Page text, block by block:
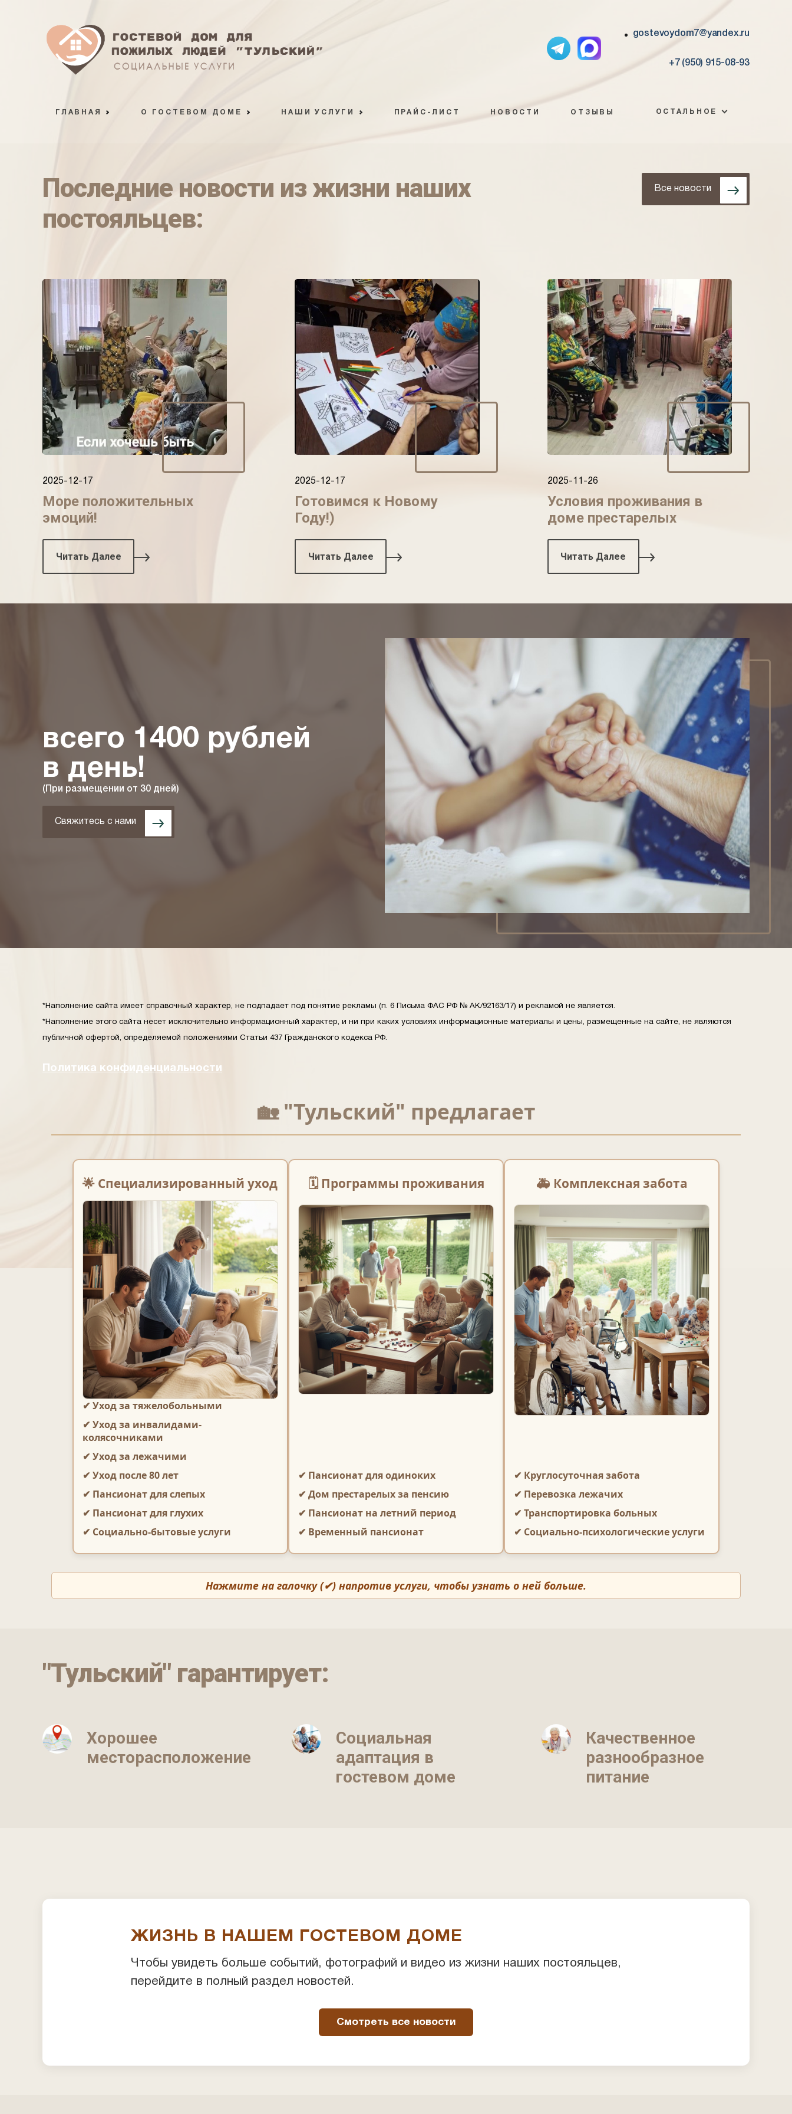
gostevoydom7@yandex.ru
+7 (950) 915-08-93
ГЛАВНАЯ О ГОСТЕВОМ ДОМЕ НАШИ УСЛУГИ ПРАЙС-ЛИСТ НОВОСТИ ОТЗЫВЫ ОСТАЛЬНОЕ
Последние новости из жизни наших
постояльцев:
Все новости
2025-12-17
Море положительных
эмоций!
Читать Далее
2025-12-17
Готовимся к Новому
Году!)
Читать Далее
2025-11-26
Условия проживания в
доме престарелых
Читать Далее
всего 1400 рублей
в день!
(При размещении от 30 дней)
Свяжитесь с нами
*Наполнение сайта имеет справочный характер, не подпадает под понятие рекламы (п. 6 Письма ФАС РФ № АК/92163/17) и рекламой не является.
*Наполнение этого сайта несет исключительно информационный характер, и ни при каких условиях информационные материалы и цены, размещенные на сайте, не являются
публичной офертой, определяемой положениями Статьи 437 Гражданского кодекса РФ.
Политика конфиденциальности
🏡"Тульский" предлагает
🌟 Специализированный уход
✔ Уход за тяжелобольными
✔ Уход за инвалидами-
колясочниками
✔ Уход за лежачими
✔ Уход после 80 лет
✔ Пансионат для слепых
✔ Пансионат для глухих
✔ Социально-бытовые услуги
🗓️ Программы проживания
✔ Пансионат для одиноких
✔ Дом престарелых за пенсию
✔ Пансионат на летний период
✔ Временный пансионат
🚑 Комплексная забота
✔ Круглосуточная забота
✔ Перевозка лежачих
✔ Транспортировка больных
✔ Социально-психологические услуги
Нажмите на галочку (✔) напротив услуги, чтобы узнать о ней больше.
"Тульский" гарантирует:
Хорошее
месторасположение
Социальная
адаптация в
гостевом доме
Качественное
разнообразное
питание
ЖИЗНЬ В НАШЕМ ГОСТЕВОМ ДОМЕ
Чтобы увидеть больше событий, фотографий и видео из жизни наших постояльцев,
перейдите в полный раздел новостей.
Смотреть все новости